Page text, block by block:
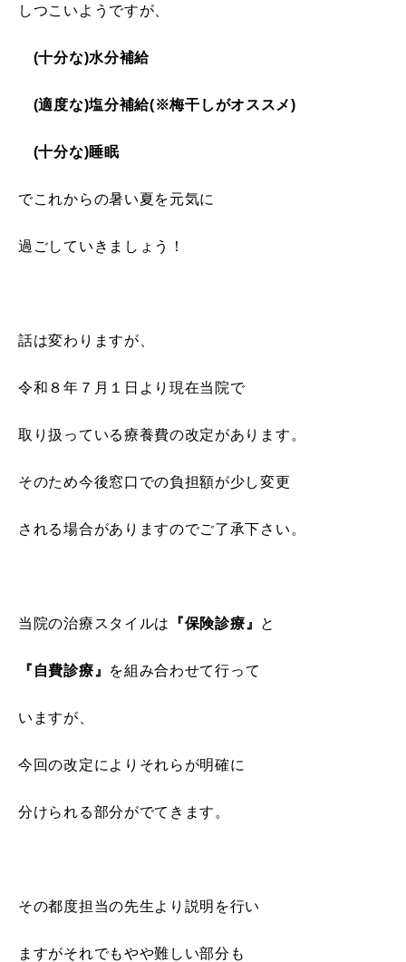
しつこいようですが、
(十分な)水分補給
(適度な)塩分補給(※梅干しがオススメ)
(十分な)睡眠
でこれからの暑い夏を元気に
過ごしていきましょう！
話は変わりますが、
令和８年７月１日より現在当院で
取り扱っている療養費の改定があります。
そのため今後窓口での負担額が少し変更
される場合がありますのでご了承下さい。
当院の治療スタイルは 『保険診療』 と
『自費診療』 を組み合わせて行って
いますが、
今回の改定によりそれらが明確に
分けられる部分がでてきます。
その都度担当の先生より説明を行い
ますがそれでもやや難しい部分も